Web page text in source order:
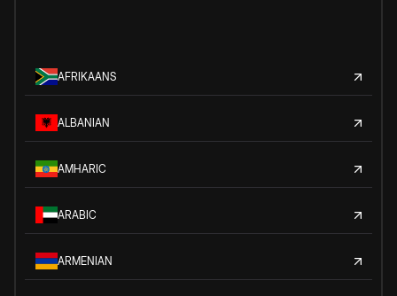
AFRIKAANS
ALBANIAN
AMHARIC
ARABIC
ARMENIAN